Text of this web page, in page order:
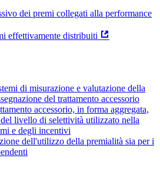
dei premi collegati alla performance
effettivamente distribuiti
di misurazione e valutazione della
del trattamento accessorio
accessorio, in forma aggregata,
livello di selettività utilizzato nella
e degli incentivi
dell'utilizzo della premialità sia per i